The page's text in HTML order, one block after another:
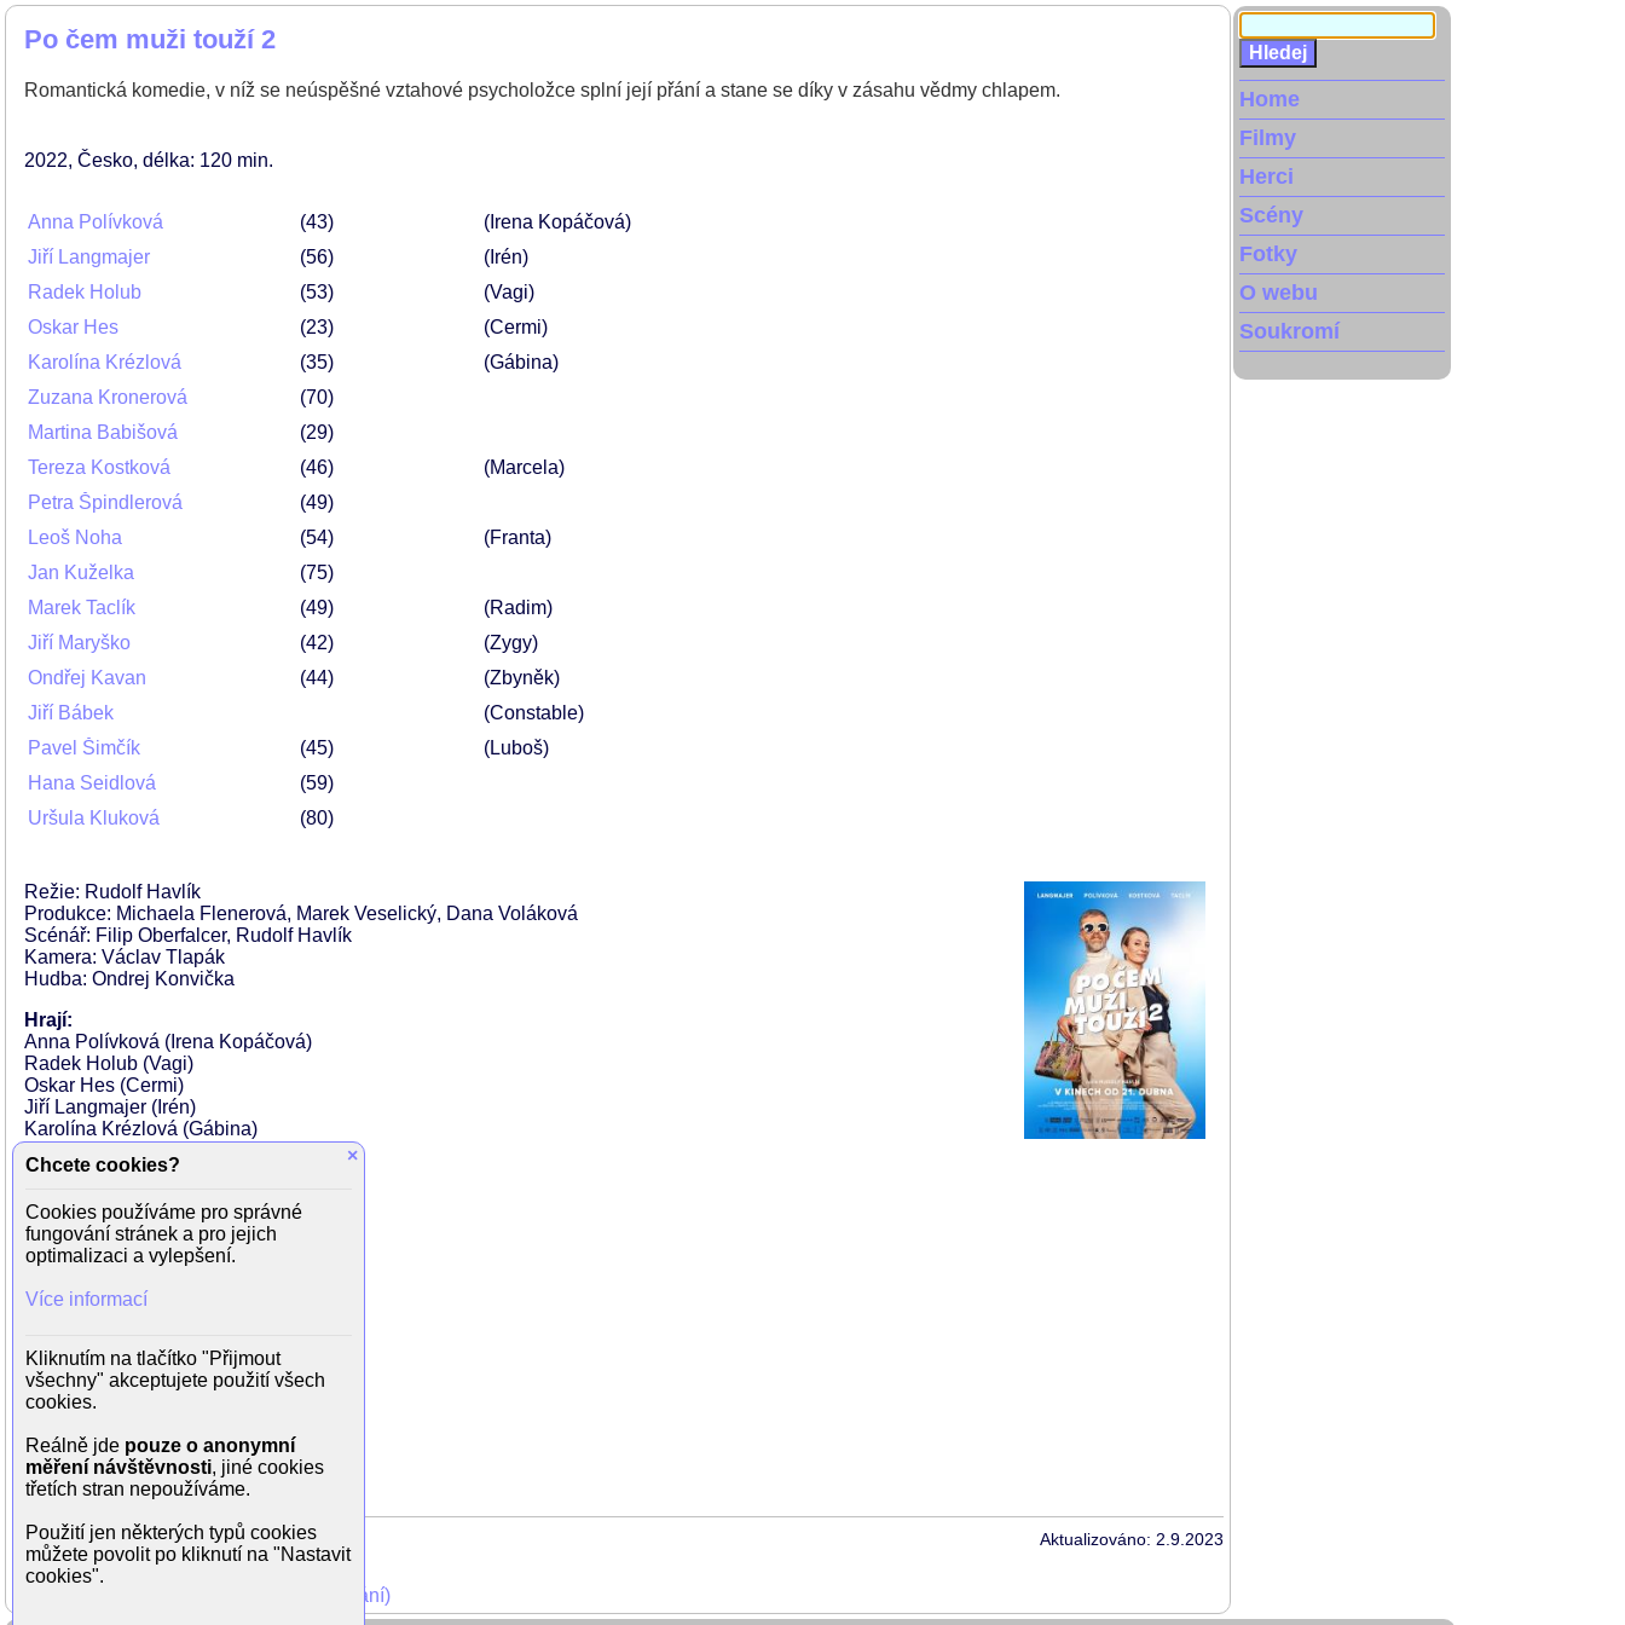
Po čem muži touží 2
Romantická komedie, v níž se neúspěšné vztahové psycholožce splní její přání a stane se díky v zásahu vědmy chlapem.
2022 Česko délka: 120 min
Anna Polívková 43
(Irena Kopáčová)
Jiří Langmajer
56
(Irén)
Radek Holub
53
(Vagi)
Oskar Hes
23
(Cermi)
Karolína Krézlová
35
(Gábina)
Zuzana Kronerová
70
Martina Babišová
29
Tereza Kostková
46
(Marcela)
Petra Špindlerová
49
Leoš Noha
54
(Franta)
Jan Kuželka
75
Marek Taclík
49
(Radim)
Jiří Maryško
42
(Zygy)
Ondřej Kavan
44
(Zbyněk)
Jiří Bábek
(Constable)
Pavel Šimčík
45
(Luboš)
Hana Seidlová
59
Uršula Kluková
80
Režie: Rudolf Havlík
Produkce: Michaela Flenerová, Marek Veselický, Dana Voláková
Scénář: Filip Oberfalcer, Rudolf Havlík
Kamera: Václav Tlapák
Hudba: Ondrej Konvička
Hrají:
Anna Polívková (Irena Kopáčová)
Radek Holub (Vagi)
Oskar Hes (Cermi)
Jiří Langmajer (Irén)
Karolína Krézlová (Gábina)
Martina Babišová
Petra Špindlerová
Leoš Noha (Franta)
Jan Kuželka
Paulina Bakarova
Ondřej Kavan (Zbyněk
Jiří Bábek (Constable)
Julián Záhorovský
Pavel Šimčík (Luboš)
Hana Seidlová
Uršula Kluková
Aktualizováno: 2.9.2023
Mohli jste vidět v TV (zobrazit starší vysílání)
Home
Filmy
Herci
Scény
Fotky
O webu
Soukromí
×
Chcete cookies?
Cookies používáme pro správné
fungování stránek a pro jejich
optimalizaci a vylepšení.
Více informací
Kliknutím na tlačítko "Přijmout
všechny" akceptujete použití všech
cookies.
Reálně jde pouze o anonymní
měření návštěvnosti, jiné cookies
třetích stran nepoužíváme.
Použití jen některých typů cookies
můžete povolit po kliknutí na "Nastavit
cookies".